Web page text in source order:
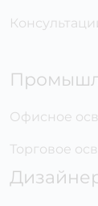
Офисное
Торговое